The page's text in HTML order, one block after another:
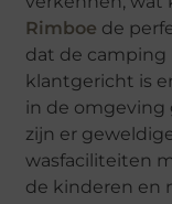
Rimboe de
dat de
klantgericht is
in de omgeving
zijn er
wasfaciliteiten
de kinderen en